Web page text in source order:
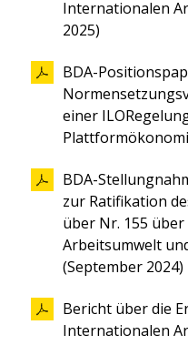
Internationalen
2025)
BDA-
einer
BDA-
zur Ratifikation
über Nr. 155
Arbeitsumwelt
(September 2024)
Bericht über die
Internationalen